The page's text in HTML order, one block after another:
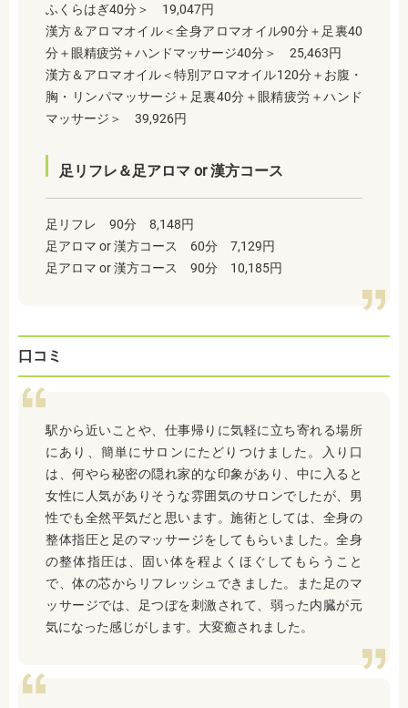
ふくらはぎ40分＞ 19,047円
漢方＆アロマオイル＜全身アロマオイル90分＋足裏40
分＋眼精疲労＋ハンドマッサージ40分＞ 25,463円
漢方＆アロマオイル＜特別アロマオイル120分＋お腹・
胸・リンパマッサージ＋足裏40分＋眼精疲労＋ハンド
マッサージ＞ 39,926円
足リフレ＆足アロマ or 漢方コース
足リフレ 90分 8,148円
足アロマ or 漢方コース 60分 7,129円
足アロマ or 漢方コース 90分 10,185円
口コミ
駅から近いことや、仕事帰りに気軽に立ち寄れる場所
にあり、簡単にサロンにたどりつけました。入り口
は、何やら秘密の隠れ家的な印象があり、中に入ると
女性に人気がありそうな雰囲気のサロンでしたが、男
性でも全然平気だと思います。施術としては、全身の
整体指圧と足のマッサージをしてもらいました。全身
の整体指圧は、固い体を程よくほぐしてもらうこと
で、体の芯からリフレッシュできました。また足のマ
ッサージでは、足つぼを刺激されて、弱った内臓が元
気になった感じがします。大変癒されました。